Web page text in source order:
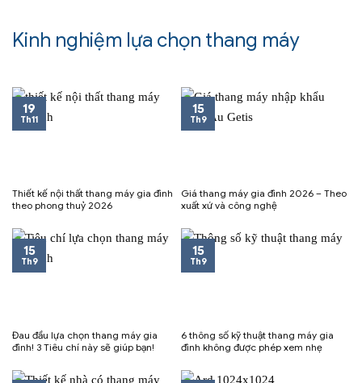
Kinh nghiệm lựa chọn thang máy
Thiết kế nội thất thang máy gia đình
theo phong thuỷ 2026
19
Th11
Giá thang máy gia đình 2026 – Theo
xuất xứ và công nghệ
15
Th9
Đau đầu lựa chọn thang máy gia
đình! 3 Tiêu chí này sẽ giúp bạn!
15
Th9
6 thông số kỹ thuật thang máy gia
đình không được phép xem nhẹ
15
Th9